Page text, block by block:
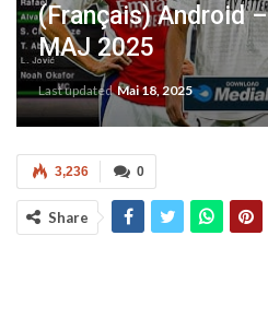
(Français) Android
MAJ 2025
Last updatedMai 18, 2025
0
3,236
Share